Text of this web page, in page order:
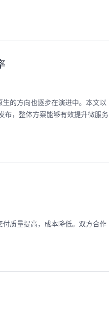
的方向也逐步在演进中。本文以
布，整体方案能够有效提升微服务
质量提高，成本降低。双方合作